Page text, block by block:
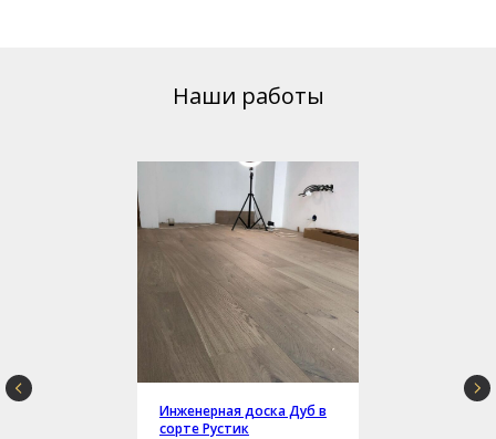
Наши работы
Инженерная доска Дуб в
сорте Рустик